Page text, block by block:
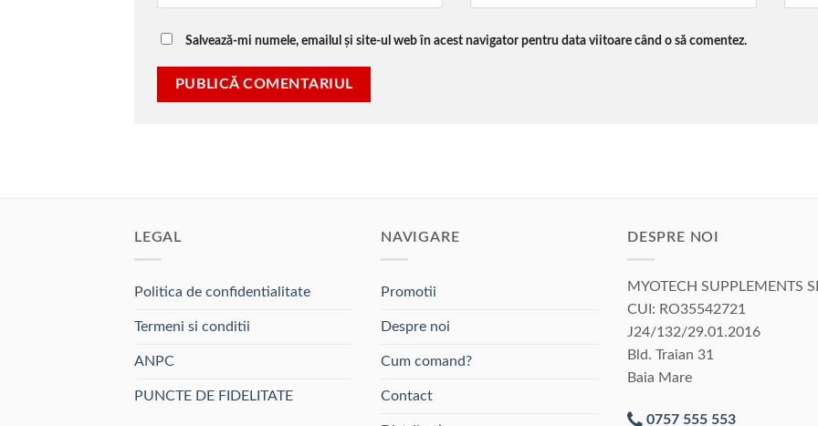
Salvează-mi numele, emailul și site-ul web în acest navigator pentru data viitoare când o să comentez.
LEGAL
Politica de confidentialitate
Termeni si conditii
ANPC
PUNCTE DE FIDELITATE
NAVIGARE
Promotii
Despre noi
Cum comand?
Contact
DESPRE NOI
MYOTECH SUPPLEMENTS
CUI: RO35542721
J24/132/29.01.2016
Bld. Traian 31
Baia Mare
0757 555 553